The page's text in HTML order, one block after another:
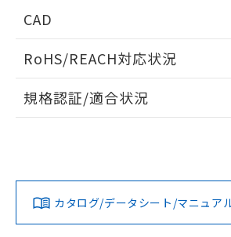
CAD
ドすることができます。
ログイン/会員登録
ダウンロードデータをご利用いただく前
みください。
ソフトウェアの使用条件
RoHS/REACH対応状況
EU RoHS 注意事項・凡例
対応済み
規格認証/適合状況
カタログ/データシート/マニュア
欄に対応日を記載しておりまし
既に当社にて対応品への在庫切
していることから、特段のこと
り、2022年1月12日より割愛し
す。